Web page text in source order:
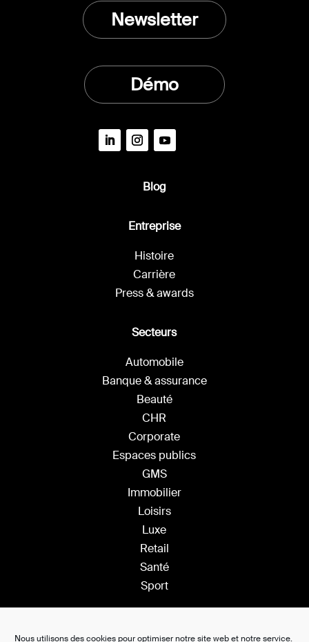
Nous utilisons des cookies pour optimiser notre site web et notre service.
Secteurs
Automobile
Banque & assurance
Beauté
CHR
Corporate
Espaces publics
GMS
Immobilier
Loisirs
Luxe
Retail
Santé
Sport
Entreprise
Histoire
Carrière
Press & awards
Blog
Newsletter
Démo